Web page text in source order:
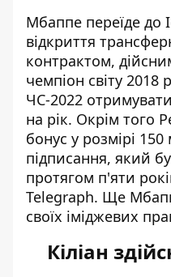
Мбаппе переїде до
відкриття
контрактом,
чемпіон світу 2018
ЧС-2022
на рік. Окрім того
бонус у розмірі 150
підписання, який
протягом п'яти
Telegraph. Ще
своїх іміджевих
Кіліан